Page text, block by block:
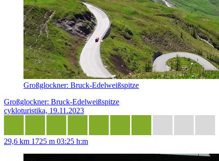
Großglockner: Bruck-Edelweißspitze
Großglockner: Bruck-Edelweißspitze
cykloturistika, 19.11.2023
29,6 km 1725 m 03:25 h:m